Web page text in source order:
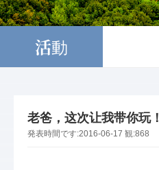
活動
老爸，这次让我带你玩！
発表時間です:2016-06-17 観:868